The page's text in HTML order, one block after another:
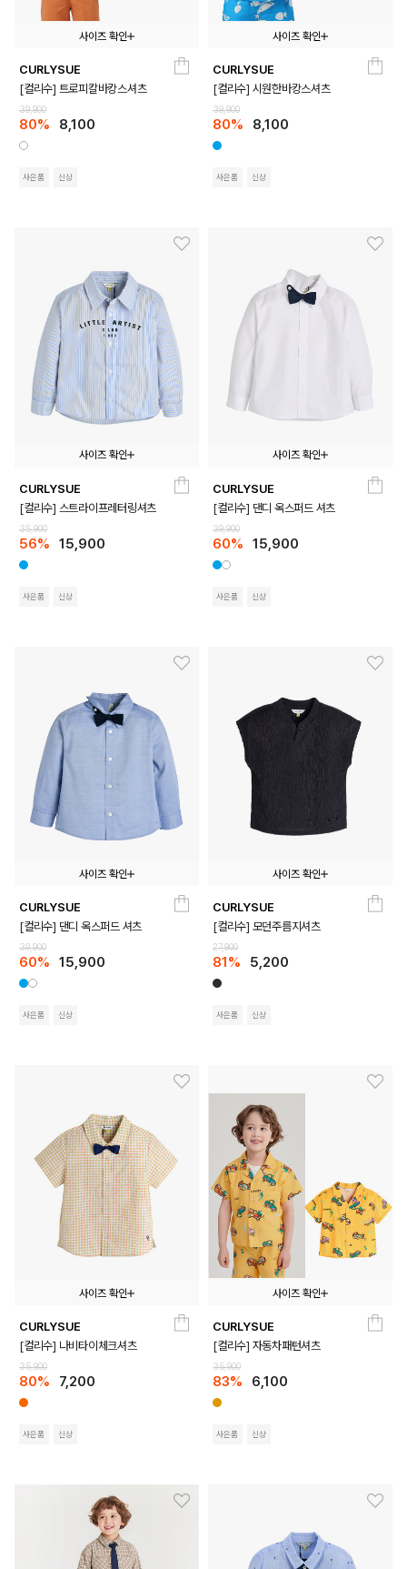
사이즈 확인
100110
CURLYSUE
[컬리수] 트로피칼바캉스셔츠
39,900
80% 8,100
사은품 신상
사이즈 확인
100
CURLYSUE
[컬리수] 시원한바캉스셔츠
39,900
80% 8,100
사은품 신상
사이즈 확인
110120
CURLYSUE
[컬리수] 스트라이프레터링셔츠
35,900
56% 15,900
사은품 신상
사이즈 확인
100110
CURLYSUE
[컬리수] 댄디 옥스퍼드 셔츠
39,900
60% 15,900
사은품 신상
사이즈 확인
110120
CURLYSUE
[컬리수] 댄디 옥스퍼드 셔츠
39,900
60% 15,900
사은품 신상
사이즈 확인
100110
CURLYSUE
[컬리수] 모던주름지셔츠
27,900
81% 5,200
사은품 신상
사이즈 확인
100110
CURLYSUE
[컬리수] 나비타이체크셔츠
35,900
80% 7,200
사은품 신상
사이즈 확인
100
CURLYSUE
[컬리수] 자동차패턴셔츠
35,900
83% 6,100
사은품 신상